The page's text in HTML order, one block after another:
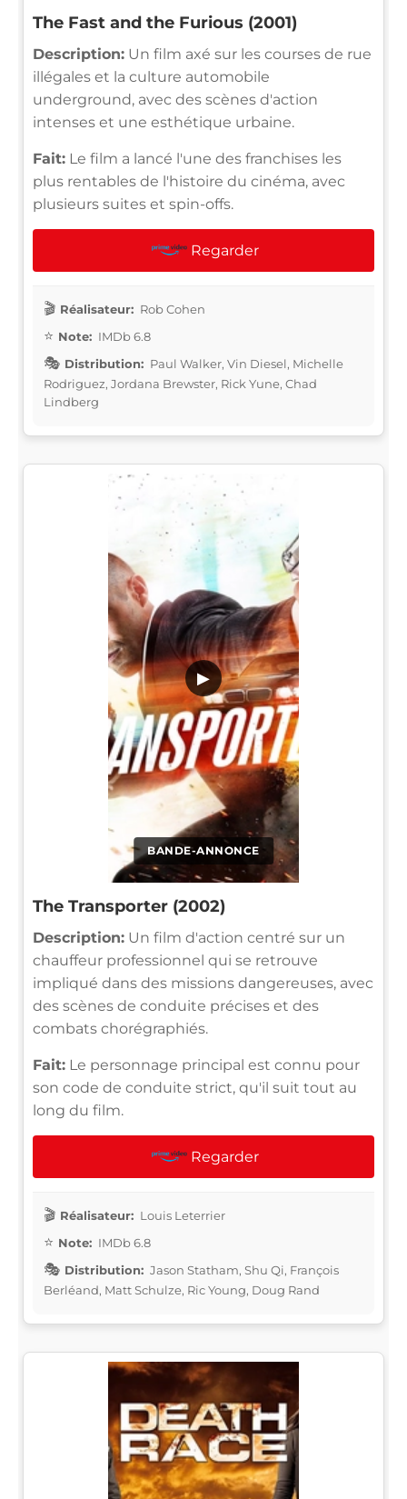
The Fast and the Furious (2001)
Description: Un film axé sur les courses de rue
illégales et la culture automobile
underground, avec des scènes d'action
intenses et une esthétique urbaine.
Fait: Le film a lancé l'une des franchises les
plus rentables de l'histoire du cinéma, avec
plusieurs suites et spin-offs.
Regarder
Réalisateur: Rob Cohen
Note: IMDb 6.8
Distribution: Paul Walker, Vin Diesel, Michelle
Rodriguez, Jordana Brewster, Rick Yune, Chad
Lindberg
BANDE-ANNONCE
▶
The Transporter (2002)
Description: Un film d'action centré sur un
chauffeur professionnel qui se retrouve
impliqué dans des missions dangereuses, avec
des scènes de conduite précises et des
combats chorégraphiés.
Fait: Le personnage principal est connu pour
son code de conduite strict, qu'il suit tout au
long du film.
Regarder
Réalisateur: Louis Leterrier
Note: IMDb 6.8
Distribution: Jason Statham, Shu Qi, François
Berléand, Matt Schulze, Ric Young, Doug Rand